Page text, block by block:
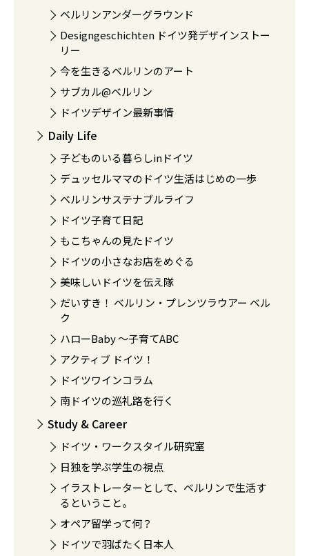
ベルリンアンダーグラウンド
Designgeschichten ドイツ発デザインストー
リー
今を生きるベルリンのアート
サブカル@ベルリン
ドイツデザイン最新事情
Daily Life
子どものいる暮らしinドイツ
デュッセルママのドイツ生活はじめの一歩
ベルリンサステナブルライフ
ドイツ子育て日記
もこちゃんの見たドイツ
ドイツの小さなお店をめぐる
美味しいドイツを伝え隊
だいすき！ ベルリン・プレンツラウアー ベル
ク
ハローBaby 〜子育てABC
アクティブ ドイツ！
ドイツワインコラム
南ドイツの巡礼路を行く
Study & Career
ドイツ・ワークスタイル研究室
日独を学ぶ学生の視点
イラストレーターとして、ベルリンで生活す
るということ。
オペア留学って何？
ドイツで羽ばたく日本人